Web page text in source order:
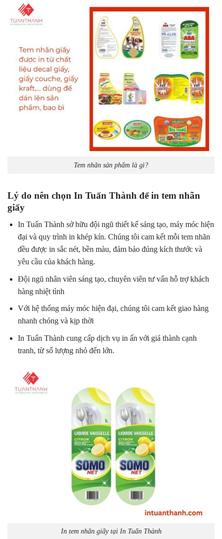
Tem nhãn sản phẩm là gì?
Lý do nên chọn In Tuấn Thành để in tem nhãn
giấy
In Tuấn Thành sở hữu đội ngũ thiết kế sáng tạo, máy móc hiện
đại và quy trình in khép kín. Chúng tôi cam kết mỗi tem nhãn
đều được in sắc nét, bền màu, đảm bảo đúng kích thước và
yêu cầu của khách hàng.
Đội ngũ nhân viên sáng tạo, chuyên viên tư vấn hỗ trợ khách
hàng nhiệt tình
Với hệ thống máy móc hiện đại, chúng tôi cam kết giao hàng
nhanh chóng và kịp thời
In Tuấn Thành cung cấp dịch vụ in ấn với giá thành cạnh
tranh, từ số lượng nhỏ đến lớn.
In tem nhãn giấy tại In Tuấn Thành